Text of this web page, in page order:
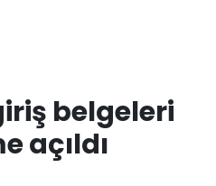
belgeleri
açıldı